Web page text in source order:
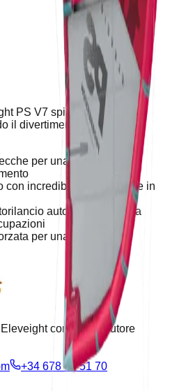
PS V7 spingerà la tua
il divertimento e la tua
per una rapida
con incredibile performance in
automatico per una
per una maggiore
come distributore
+34 678 67 51 70